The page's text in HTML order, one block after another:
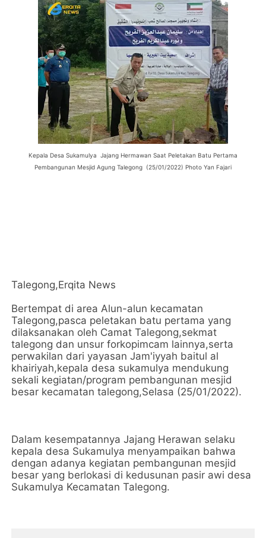
Kepala Desa Sukamulya Jajang Hermawan Saat Peletakan Batu Pertama
Pembangunan Mesjid Agung Talegong (25/01/2022) Photo Yan Fajari
Talegong,Erqita News
Bertempat di area Alun-alun kecamatan
Talegong,pasca peletakan batu pertama yang
dilaksanakan oleh Camat Talegong,sekmat
talegong dan unsur forkopimcam lainnya,serta
perwakilan dari yayasan Jam'iyyah baitul al
khairiyah,kepala desa sukamulya mendukung
sekali kegiatan/program pembangunan mesjid
besar kecamatan talegong,Selasa (25/01/2022).
Dalam kesempatannya Jajang Herawan selaku
kepala desa Sukamulya menyampaikan bahwa
dengan adanya kegiatan pembangunan mesjid
besar yang berlokasi di kedusunan pasir awi desa
Sukamulya Kecamatan Talegong.